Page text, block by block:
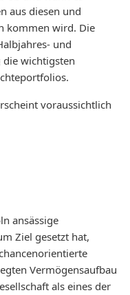
aus diesen und
kommen wird. Die
und
die wichtigsten
voraussichtlich
ansässige
Ziel gesetzt hat,
Vermögensaufbau
als eines der